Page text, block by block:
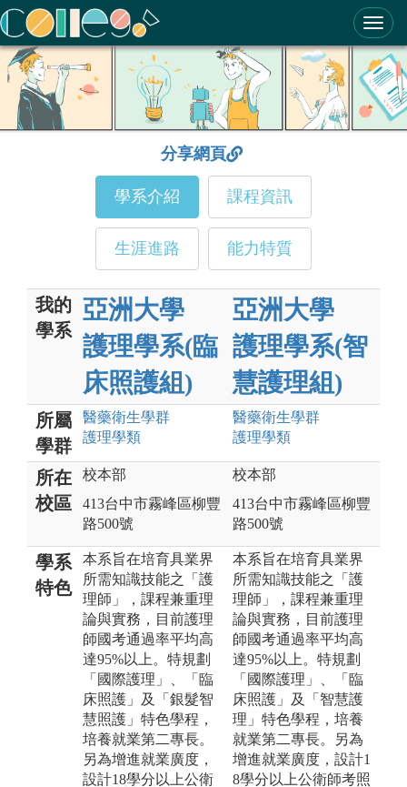
ColleGo! 大學選才與高中育才輔助系統
分享網頁
學系介紹 課程資訊
生涯進路 能力特質
我的
學系
亞洲大學
護理學系(臨
床照護組)
亞洲大學
護理學系(智
慧護理組)
所屬
學群
醫藥衛生學群
護理學類
醫藥衛生學群
護理學類
所在
校區
校本部
413台中市霧峰區柳豐
路500號
校本部
413台中市霧峰區柳豐
路500號
學系
特色
本系旨在培育具業界
所需知識技能之「護
理師」，課程兼重理
論與實務，目前護理
師國考通過率平均高
達95%以上。特規劃
「國際護理」、「臨
床照護」及「銀髮智
慧照護」特色學程，
培養就業第二專長。
另為增進就業廣度，
設計18學分以上公衛
本系旨在培育具業界
所需知識技能之「護
理師」，課程兼重理
論與實務，目前護理
師國考通過率平均高
達95%以上。特規劃
「國際護理」、「臨
床照護」及「智慧護
理」特色學程，培養
就業第二專長。另為
增進就業廣度，設計1
8學分以上公衛師考照